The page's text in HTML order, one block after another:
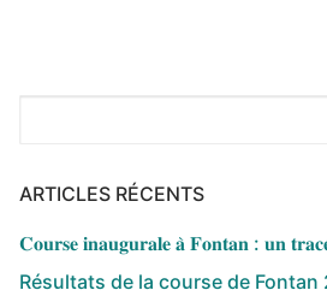
ARTICLES RÉCENTS
𝐂𝐨𝐮𝐫𝐬𝐞 𝐢𝐧𝐚𝐮𝐠𝐮𝐫𝐚𝐥𝐞 𝐚̀ 𝐅𝐨𝐧𝐭𝐚𝐧 : 𝐮𝐧
Résultats de la course de Fontan